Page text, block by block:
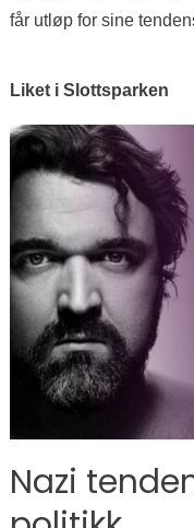
får utløp for sine
Liket i Slottsparken
Nazi